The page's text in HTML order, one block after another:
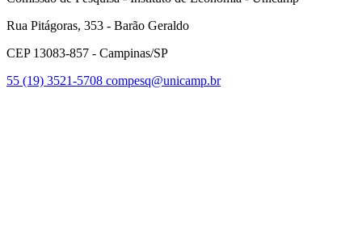
Rua Pitágoras, 353 - Barão Geraldo
CEP 13083-857 - Campinas/SP
55 (19) 3521-5708 compesq@unicamp.br